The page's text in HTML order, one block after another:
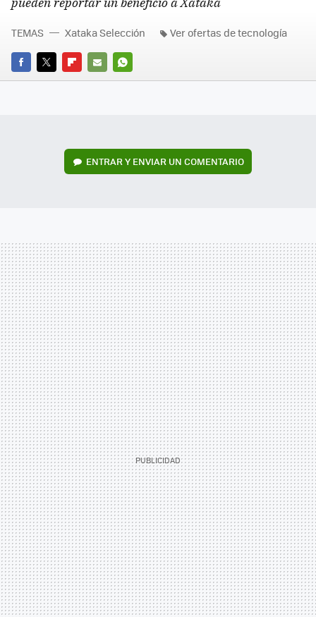
FACEBOOK
TWITTERFLIPBOARD
E-
WHATSAPP
TEMAS Xataka Selección Ver ofertas de tecnología
ENTRAR Y ENVIAR UN COMENTARIO